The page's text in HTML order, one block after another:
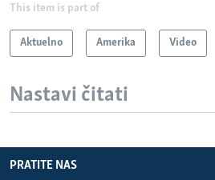
This item is part of
Aktuelno Amerika Video
Nastavi čitati
PRATITE NAS